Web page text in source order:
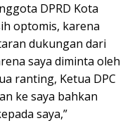
DPRD Kota
optomis, karena
dukungan dari
saya diminta oleh
ranting, Ketua DPC
ke saya bahkan
saya,”